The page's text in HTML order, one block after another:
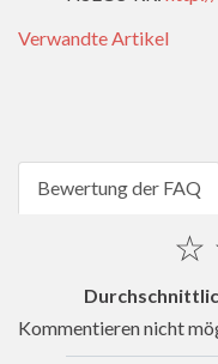
Verwandte Artikel
Bewertung der FAQ
☆
Kommentieren nicht